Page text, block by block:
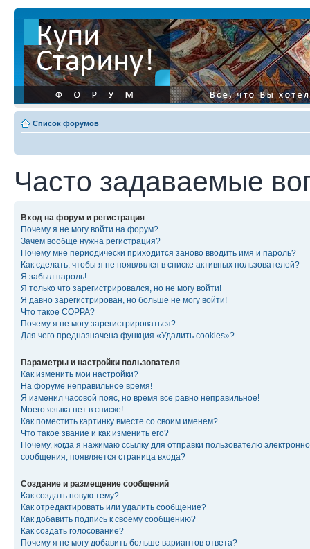
Список форумов
Часто задаваемые
Вход на форум и регистрация
Почему я не могу войти на форум?
Зачем вообще нужна регистрация?
Почему мне периодически приходится заново вводить имя и пароль?
Как сделать, чтобы я не появлялся в списке активных пользователей?
Я забыл пароль!
Я только что зарегистрировался, но не могу войти!
Я давно зарегистрирован, но больше не могу войти!
Что такое COPPA?
Почему я не могу зарегистрироваться?
Для чего предназначена функция «Удалить cookies»?
Параметры и настройки пользователя
Как изменить мои настройки?
На форуме неправильное время!
Я изменил часовой пояс, но время все равно неправильное!
Моего языка нет в списке!
Как поместить картинку вместе со своим именем?
Что такое звание и как изменить его?
Почему, когда я нажимаю ссылку для отправки пользователю
сообщения, появляется страница входа?
Создание и размещение сообщений
Как создать новую тему?
Как отредактировать или удалить сообщение?
Как добавить подпись к своему сообщению?
Как создать голосование?
Почему я не могу добавить больше вариантов ответа?